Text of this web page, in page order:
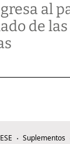
al
de
Suplementos